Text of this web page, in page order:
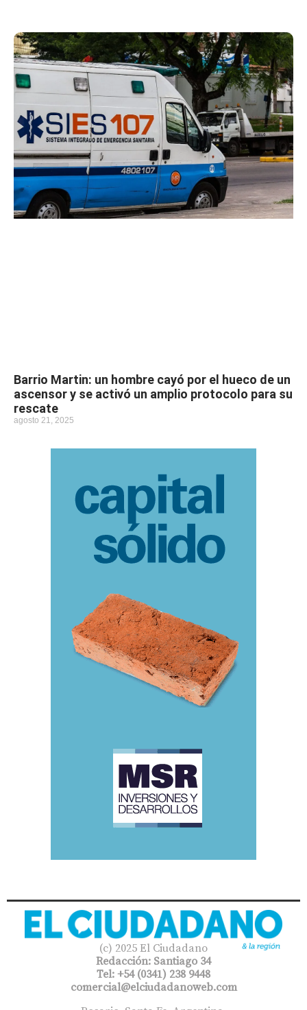
Barrio Martin: un hombre cayó por el hueco de un
ascensor y se activó un amplio protocolo para su
rescate
agosto 21, 2025
(c) 2025 El Ciudadano
Redacción: Santiago 34
Tel: +54 (0341) 238 9448
comercial@elciudadanoweb.com​